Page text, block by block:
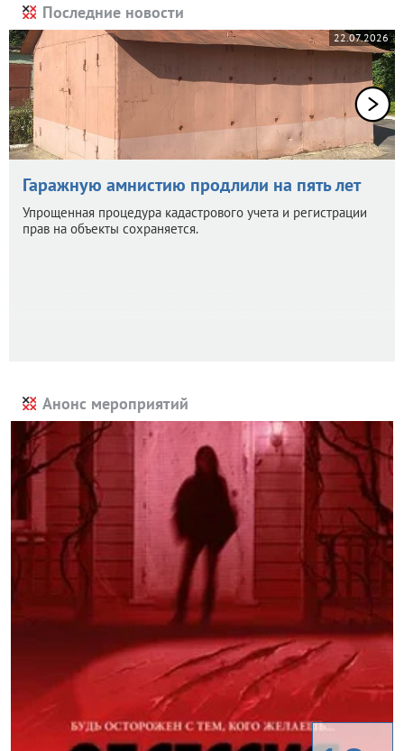
Последние новости
22.07.2026
Гаражную амнистию продлили на пять лет
Упрощенная процедура кадастрового учета и регистрации
прав на объекты сохраняется.
Анонс мероприятий